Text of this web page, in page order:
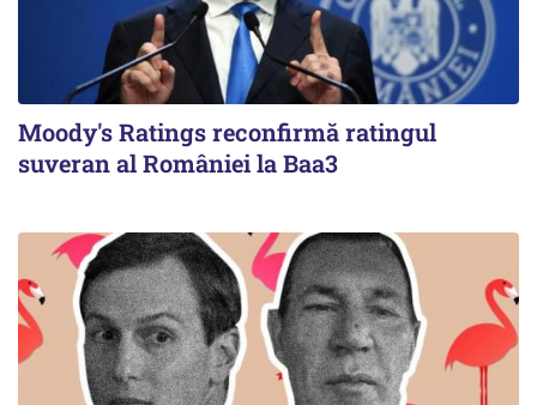
Moody's Ratings reconfirmă ratingul
suveran al României la Baa3